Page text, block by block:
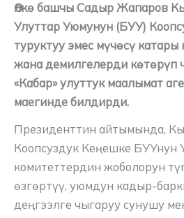
Өлкө башчы Садыр Жапаров
Улуттар Уюмунун (БУУ)
туруктуу эмес мүчөсү
жана демилгелерди көтөрүп
«Кабар» улуттук маалымат
маегинде билдирди.
Президенттин айтымында,
Коопсуздук Кеңешке БУУнун
комитеттердин жоболорун
өзгөртүү, уюмдун кадыр-
деңгээлге чыгаруу сунушу